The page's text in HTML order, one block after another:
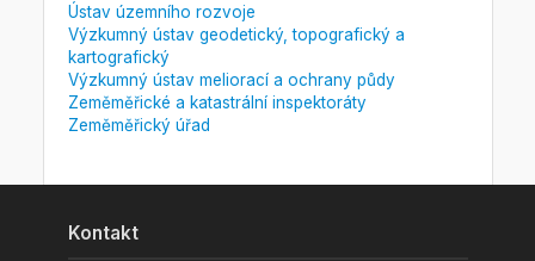
Ústav územního rozvoje
Výzkumný ústav geodetický, topografický a
kartografický
Výzkumný ústav meliorací a ochrany půdy
Zeměměřické a katastrální inspektoráty
Zeměměřický úřad
Kontakt